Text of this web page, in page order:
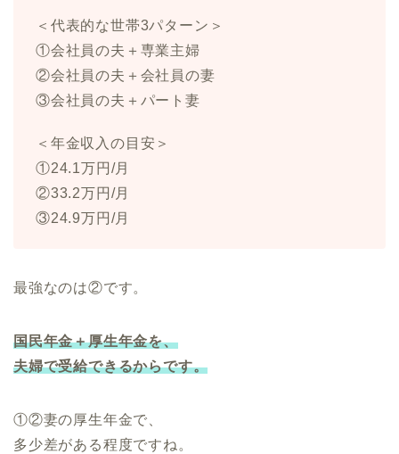
＜代表的な世帯3パターン＞
①会社員の夫＋専業主婦
②会社員の夫＋会社員の妻
③会社員の夫＋パート妻
＜年金収入の目安＞
①24.1万円/月
②33.2万円/月
③24.9万円/月
最強なのは②です。
国民年金＋厚生年金を、
夫婦で受給できるからです。
①②妻の厚生年金で、
多少差がある程度ですね。